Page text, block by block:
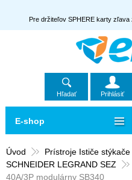
Pre držiteľov SPHERE karty zľava
Hľadať Prihlásiť
Úvod
Prístroje Ističe
SCHNEIDER LEGRAND SEZ
40A/3P modulárny SB340
E-shop